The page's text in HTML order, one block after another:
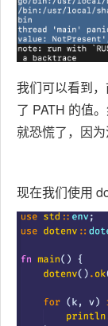
我们可以看到
了 PATH 的值
就恐慌了，因为
现在我们使用